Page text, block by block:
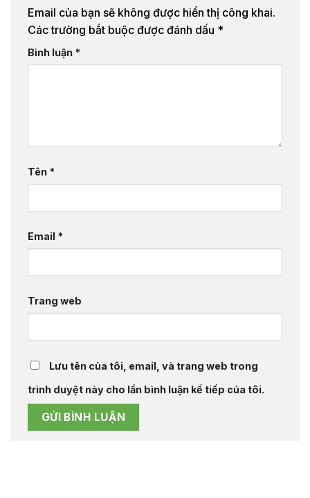
Email của bạn sẽ không được hiển thị công khai.
Các trường bắt buộc được đánh dấu *
Bình luận *
Tên *
Email *
Trang web
Lưu tên của tôi, email, và trang web trong
trình duyệt này cho lần bình luận kế tiếp của tôi.